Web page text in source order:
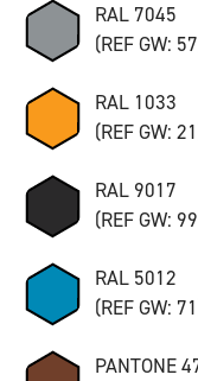
RAL 7045
(REF GW:
RAL 1033
(REF GW:
RAL 9017
(REF GW:
RAL 5012
(REF GW:
PANTONE